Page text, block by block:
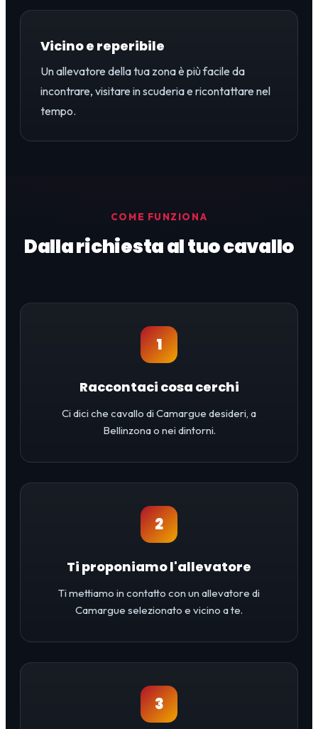
Vicino e reperibile
Un allevatore della tua zona è più facile da
incontrare, visitare in scuderia e ricontattare nel
tempo.
COME FUNZIONA
Dalla richiesta al tuo cavallo
1
Raccontaci cosa cerchi
Ci dici che cavallo di Camargue desideri, a
Bellinzona o nei dintorni.
2
Ti proponiamo l'allevatore
Ti mettiamo in contatto con un allevatore di
Camargue selezionato e vicino a te.
3